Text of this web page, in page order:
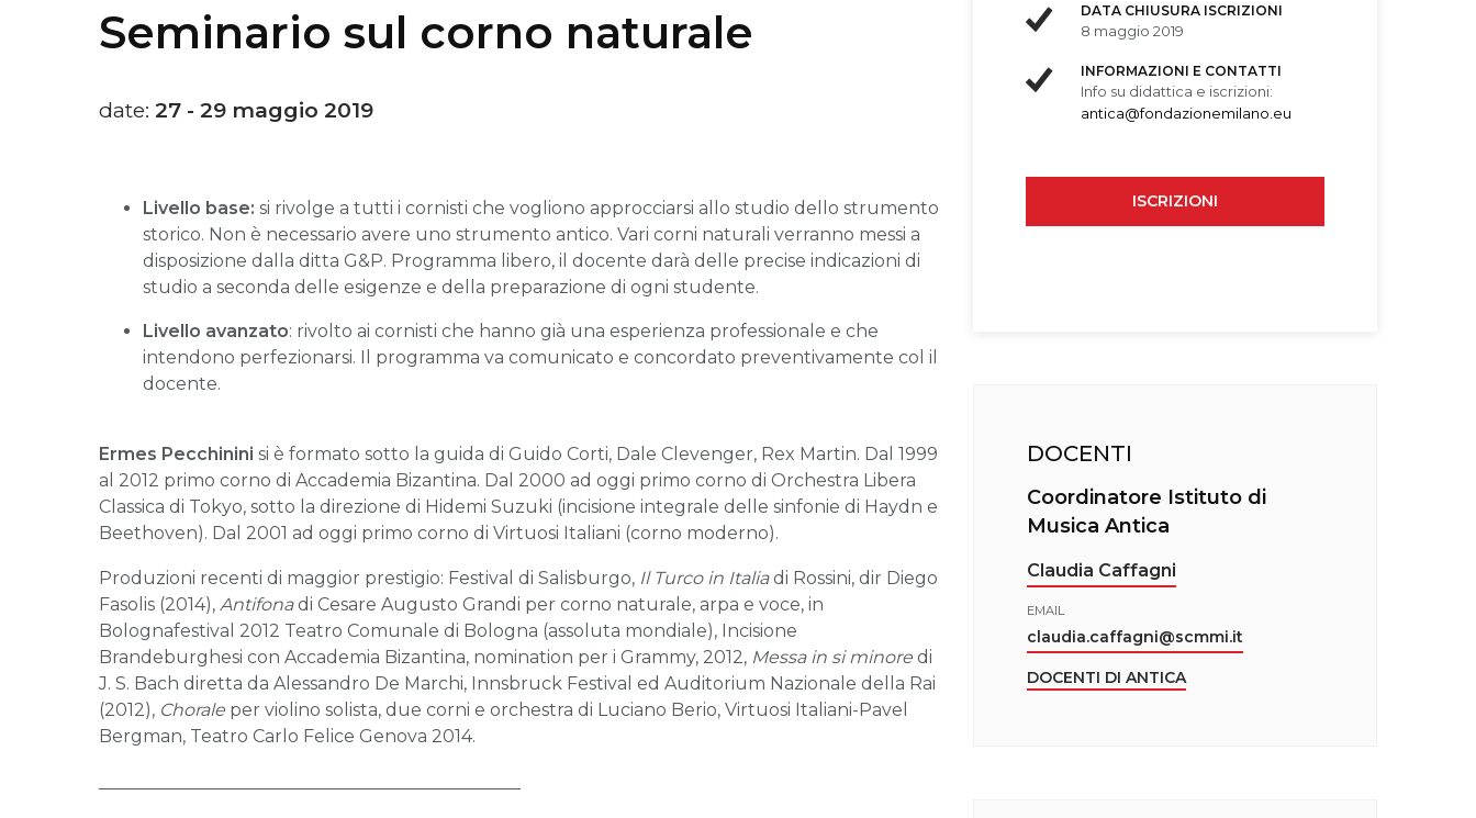
DATA CHIUSURA ISCRIZIONI
8 maggio 2019
INFORMAZIONI E CONTATTI
Info su didattica e iscrizioni:
antica@fondazionemilano.eu
ISCRIZIONI
DOCENTI
Coordinatore Istituto di
Musica Antica
Claudia Caffagni
EMAIL
claudia.caffagni@scmmi.it
DOCENTI DI ANTICA
Seminario sul corno naturale
date: 27 - 29 maggio 2019
Livello base: si rivolge a tutti i cornisti che vogliono approcciarsi allo studio dello strumento
storico. Non è necessario avere uno strumento antico. Vari corni naturali verranno messi a
disposizione dalla ditta G&P. Programma libero, il docente darà delle precise indicazioni di
studio a seconda delle esigenze e della preparazione di ogni studente.
Livello avanzato: rivolto ai cornisti che hanno già una esperienza professionale e che
intendono perfezionarsi. Il programma va comunicato e concordato preventivamente col il
docente.
Ermes Pecchinini si è formato sotto la guida di Guido Corti, Dale Clevenger, Rex Martin. Dal 1999
al 2012 primo corno di Accademia Bizantina. Dal 2000 ad oggi primo corno di Orchestra Libera
Classica di Tokyo, sotto la direzione di Hidemi Suzuki (incisione integrale delle sinfonie di Haydn e
Beethoven). Dal 2001 ad oggi primo corno di Virtuosi Italiani (corno moderno).
Produzioni recenti di maggior prestigio: Festival di Salisburgo, Il Turco in Italiadi Rossini, dir Diego
Fasolis (2014), Antifonadi Cesare Augusto Grandi per corno naturale, arpa e voce, in
Bolognafestival 2012 Teatro Comunale di Bologna (assoluta mondiale), Incisione
Brandeburghesi con Accademia Bizantina, nomination per i Grammy, 2012, Messa in si minore di
J. S. Bach diretta da Alessandro De Marchi, Innsbruck Festival ed Auditorium Nazionale della Rai
(2012), Chorale per violino solista, due corni e orchestra di Luciano Berio, Virtuosi Italiani-Pavel
Bergman, Teatro Carlo Felice Genova 2014.